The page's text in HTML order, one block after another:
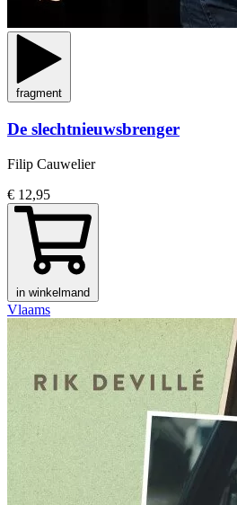
fragment
De slechtnieuwsbrenger
Filip Cauwelier
€ 12,95
in winkelmand
Vlaams